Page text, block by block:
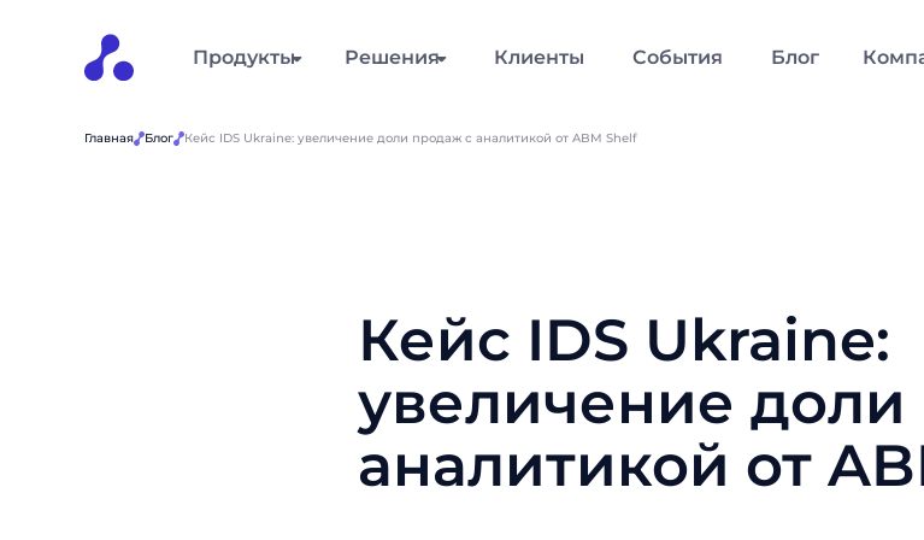
Продукты Решения Клиенты События Блог
Главная Блог Кейс IDS Ukraine: увеличение доли продаж с аналитикой от ABM Shelf
Кейс IDS Ukraine:
увеличение
аналитикой от